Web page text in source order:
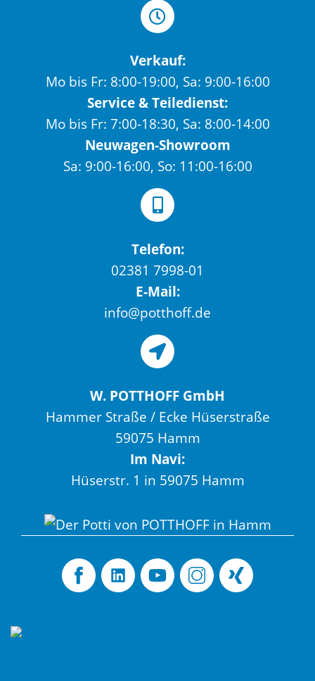
Verkauf:
Mo bis Fr: 8:00-19:00, Sa: 9:00-16:00
Service & Teiledienst:
Mo bis Fr: 7:00-18:30, Sa: 8:00-14:00
Neuwagen-Showroom
Sa: 9:00-16:00, So: 11:00-16:00
Telefon:
02381 7998-01
E-Mail:
info@potthoff.de
W. POTTHOFF GmbH
Hammer Straße / Ecke Hüserstraße
59075 Hamm
Im Navi:
Hüserstr. 1 in 59075 Hamm